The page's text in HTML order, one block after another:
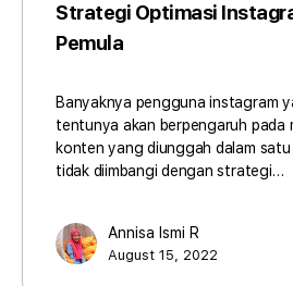
Strategi Optimasi
Pemula
Banyaknya pengguna instagram
tentunya akan berpengaruh pada
konten yang diunggah dalam satu
tidak diimbangi dengan strategi…
Annisa Ismi R
August 15, 2022